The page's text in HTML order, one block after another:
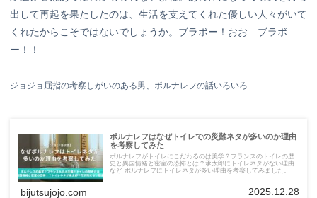
出して再起を果たしたのは、生活を支えてくれた優しい人々がいて
くれたからこそではないでしょうか。ブラボー！おお…ブラボ
ー！！
ジョジョ屈指の考察しがいのある男、ポルナレフの話いろいろ
ポルナレフはなぜトイレでの災難ネタが多いのか理由
を考察してみた
ポルナレフがトイレにこだわるのは美学？フランスのトイレの歴
史と異国情緒と密室の恐怖とは？承太郎にトイレネタがない理由
など ポルナレフにトイレネタが多い理由を考察してみました。
bijutsujojo.com 2025.12.28